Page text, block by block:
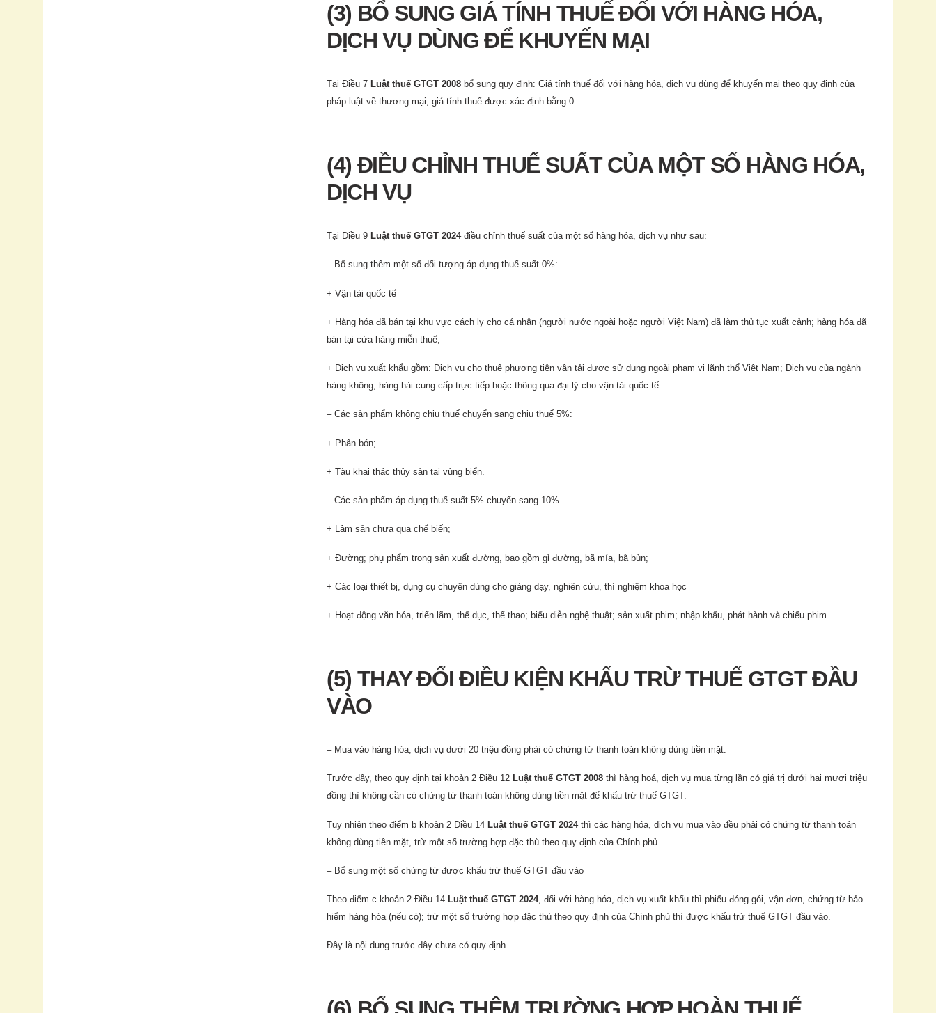
(3) BỔ SUNG GIÁ TÍNH THUẾ ĐỐI VỚI HÀNG HÓA,
DỊCH VỤ DÙNG ĐỂ KHUYẾN MẠI
Tại Điều 7 Luật thuế GTGT 2008 bổ sung quy định: Giá tính thuế đối với hàng hóa, dịch vụ dùng để khuyến mại theo quy định của
pháp luật về thương mại, giá tính thuế được xác định bằng 0.
(4) ĐIỀU CHỈNH THUẾ SUẤT CỦA MỘT SỐ HÀNG HÓA,
DỊCH VỤ
Tại Điều 9 Luật thuế GTGT 2024điều chỉnh thuế suất của một số hàng hóa, dịch vụ như sau:
– Bổ sung thêm một số đối tượng áp dụng thuế suất 0%:
+ Vận tải quốc tế
+ Hàng hóa đã bán tại khu vực cách ly cho cá nhân (người nước ngoài hoặc người Việt Nam) đã làm thủ tục xuất cảnh; hàng hóa đã
bán tại cửa hàng miễn thuế;
+ Dịch vụ xuất khẩu gồm: Dịch vụ cho thuê phương tiện vận tải được sử dụng ngoài phạm vi lãnh thổ Việt Nam; Dịch vụ của ngành
hàng không, hàng hải cung cấp trực tiếp hoặc thông qua đại lý cho vận tải quốc tế.
– Các sản phẩm không chịu thuế chuyển sang chịu thuế 5%:
+ Phân bón;
+ Tàu khai thác thủy sản tại vùng biển.
– Các sản phẩm áp dụng thuế suất 5% chuyển sang 10%
+ Lâm sản chưa qua chế biến;
+ Đường; phụ phẩm trong sản xuất đường, bao gồm gỉ đường, bã mía, bã bùn;
+ Các loại thiết bị, dụng cụ chuyên dùng cho giảng dạy, nghiên cứu, thí nghiệm khoa học
+ Hoạt động văn hóa, triển lãm, thể dục, thể thao; biểu diễn nghệ thuật; sản xuất phim; nhập khẩu, phát hành và chiếu phim.
(5) THAY ĐỔI ĐIỀU KIỆN KHẤU TRỪ THUẾ GTGT ĐẦU
VÀO
– Mua vào hàng hóa, dịch vụ dưới 20 triệu đồng phải có chứng từ thanh toán không dùng tiền mặt:
Trước đây, theo quy định tại khoản 2 Điều 12 Luật thuế GTGT 2008 thì hàng hoá, dịch vụ mua từng lần có giá trị dưới hai mươi triệu
đồng thì không cần có chứng từ thanh toán không dùng tiền mặt để khấu trừ thuế GTGT.
Tuy nhiên theo điểm b khoản 2 Điều 14 Luật thuế GTGT 2024thì các hàng hóa, dịch vụ mua vào đều phải có chứng từ thanh toán
không dùng tiền mặt, trừ một số trường hợp đặc thù theo quy định của Chính phủ.
– Bổ sung một số chứng từ được khấu trừ thuế GTGT đầu vào
Theo điểm c khoản 2 Điều 14 Luật thuế GTGT 2024, đối với hàng hóa, dịch vụ xuất khẩu thì phiếu đóng gói, vận đơn, chứng từ bảo
hiểm hàng hóa (nếu có); trừ một số trường hợp đặc thù theo quy định của Chính phủ thì được khấu trừ thuế GTGT đầu vào.
Đây là nội dung trước đây chưa có quy định.